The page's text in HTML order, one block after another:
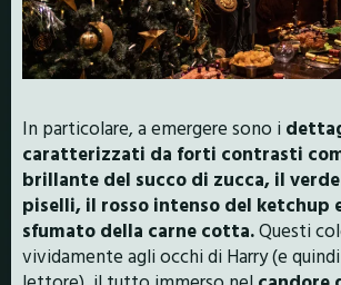
In particolare, a emergere sono i
caratterizzati da forti contrasti
brillante del succo di zucca, il
piselli, il rosso intenso del ketchup
sfumato della carne cotta.Questi
vividamente agli occhi di Harry (e